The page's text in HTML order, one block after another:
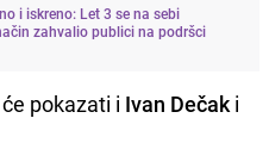
i iskreno: Let 3 se na sebi
zahvalio publici na podršci
pokazati i Ivan Dečaki